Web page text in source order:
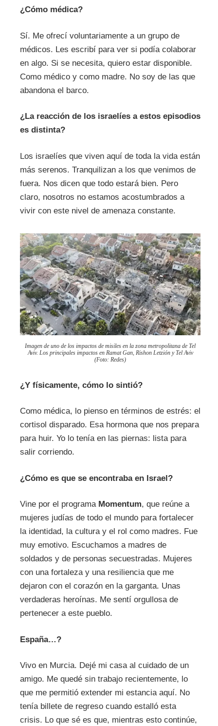
¿Cómo médica?
Sí. Me ofrecí voluntariamente a un grupo de
médicos. Les escribí para ver si podía colaborar
en algo. Si se necesita, quiero estar disponible.
Como médico y como madre. No soy de las que
abandona el barco.
¿La reacción de los israelíesa estos episodios
es distinta?
Los israelíes que viven aquí de toda la vida están
más serenos. Tranquilizan a los que venimos de
fuera. Nos dicen que todo estará bien. Pero
claro, nosotros no estamos acostumbrados a
vivir con este nivel de amenaza constante.
Imagen de uno de los impactos de misiles en la zona metropolitana de Tel
Aviv. Los principales impactos en Ramat Gan, Rishon Letzión y Tel Aviv
(Foto: Redes)
¿Y físicamente, cómo lo sintió?
Como médica, lo pienso en términos de estrés: el
cortisol disparado. Esa hormona que nos prepara
para huir. Yo lo tenía en las piernas: lista para
salir corriendo.
¿Cómo es que se encontraba en Israel?
Vine por el programa Momentum, que reúne a
mujeres judías de todo el mundo para fortalecer
la identidad, la cultura y el rol como madres. Fue
muy emotivo. Escuchamos a madres de
soldados y de personas secuestradas. Mujeres
con una fortaleza y una resiliencia que me
dejaron con el corazón en la garganta. Unas
verdaderas heroínas. Me sentí orgullosa de
pertenecer a este pueblo.
España…?
Vivo en Murcia. Dejé mi casa al cuidado de un
amigo. Me quedé sin trabajo recientemente, lo
que me permitió extender mi estancia aquí. No
tenía billete de regreso cuando estalló esta
crisis. Lo que sé es que, mientras esto continúe,